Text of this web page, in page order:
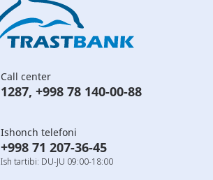
Call center
1287, +998 78 140-00-88
Ishonch telefoni
+998 71 207-36-45
Ish tartibi: DU-JU 09:00-18:00